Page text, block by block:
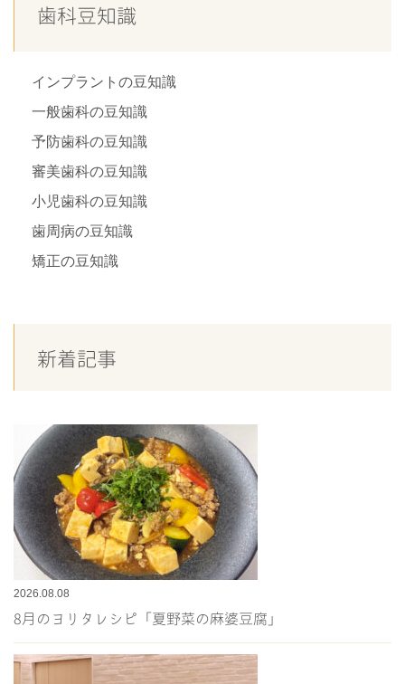
歯科豆知識
インプラントの豆知識
一般歯科の豆知識
予防歯科の豆知識
審美歯科の豆知識
小児歯科の豆知識
歯周病の豆知識
矯正の豆知識
新着記事
2026.08.08
8月のヨリタレシピ「夏野菜の麻婆豆腐」